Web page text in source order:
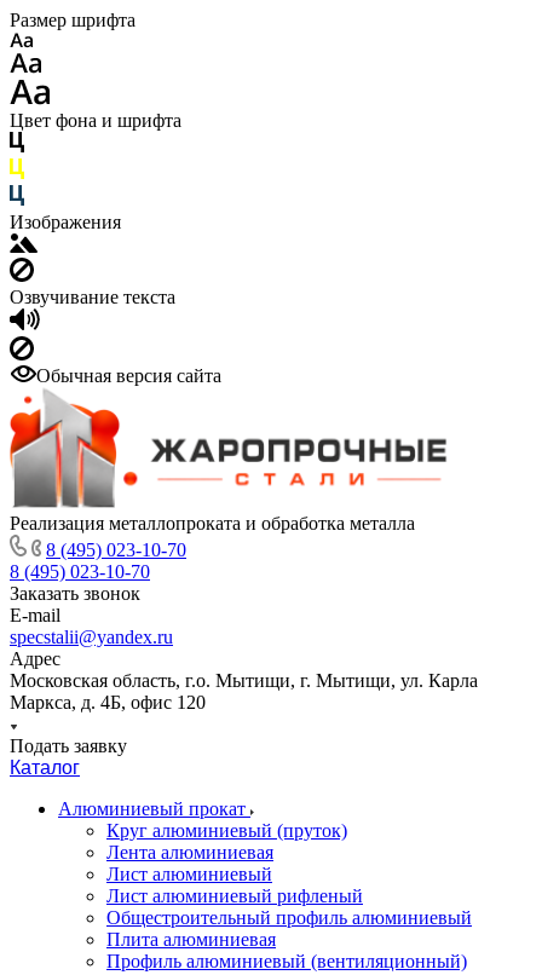
Размер шрифта
Цвет фона и шрифта
Изображения
Озвучивание текста
Обычная версия сайта
Реализация металлопроката и обработка металла
8 (495) 023-10-70
8 (495) 023-10-70
Заказать звонок
E-mail
specstalii@yandex.ru
Адрес
Московская область, г.о. Мытищи, г. Мытищи, ул. Карла
Маркса, д. 4Б, офис 120
Подать заявку
Каталог
Алюминиевый прокат
Круг алюминиевый (пруток)
Лента алюминиевая
Лист алюминиевый
Лист алюминиевый рифленый
Общестроительный профиль алюминиевый
Плита алюминиевая
Профиль алюминиевый (вентиляционный)